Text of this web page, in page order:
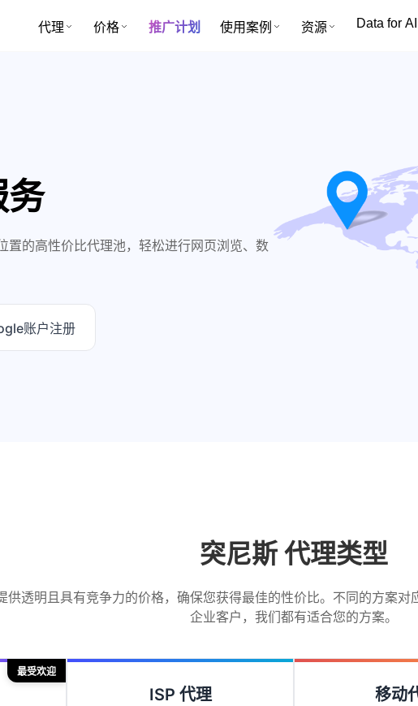
代理 价格 推广计划 使用案例 资源 Data for AI
务
的高性价比代理池，轻松进行网页浏览、数
账户注册
突尼斯 代理类型
供透明且具有竞争力的价格，确保您获得最佳的性价比。不同的方案对
企业客户，我们都有适合您的方案。
最受欢迎
ISP 代理 移动